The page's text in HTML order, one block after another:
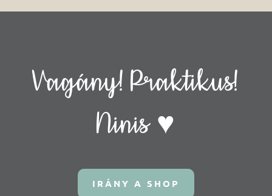
Vagány! Praktikus!
Ninis ♥
IRÁNY A SHOP